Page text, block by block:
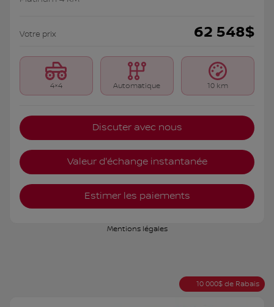
Votre prix 62 548$
4×4 Automatique 10 km
Discuter avec nous
Valeur d'échange instantanée
Estimer les paiements
Mentions légales
10 000$ de Rabais